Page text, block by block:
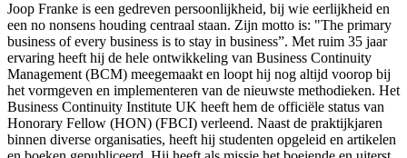
Joop Franke is een gedreven persoonlijkheid, bij wie eerlijkheid en
een no nonsens houding centraal staan. Zijn motto is: "The primary
business of every business is to stay in business”. Met ruim 35 jaar
ervaring heeft hij de hele ontwikkeling van Business Continuity
Management (BCM) meegemaakt en loopt hij nog altijd voorop bij
het vormgeven en implementeren van de nieuwste methodieken. Het
Business Continuity Institute UK heeft hem de officiële status van
Honorary Fellow (HON) (FBCI) verleend. Naast de praktijkjaren
binnen diverse organisaties, heeft hij studenten opgeleid en artikelen